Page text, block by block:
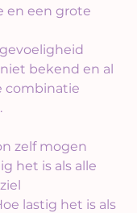
en een grote
bekend en al
combinatie
zelf mogen
het is als alle
lastig het is als